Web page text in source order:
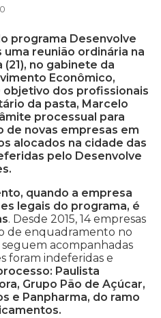
programa Desenvolve
uma reunião ordinária na
no gabinete da
Econômico,
objetivo dos profissionais
da pasta, Marcelo
processual para
de novas empresas em
alocados na cidade das
pelo Desenvolve
quando a empresa
legais do programa, é
. Desde 2015, 14 empresas
de enquadramento no
acompanhadas
foram indeferidas e
Paulista
Grupo Pão de Açúcar,
e Panpharma, do ramo